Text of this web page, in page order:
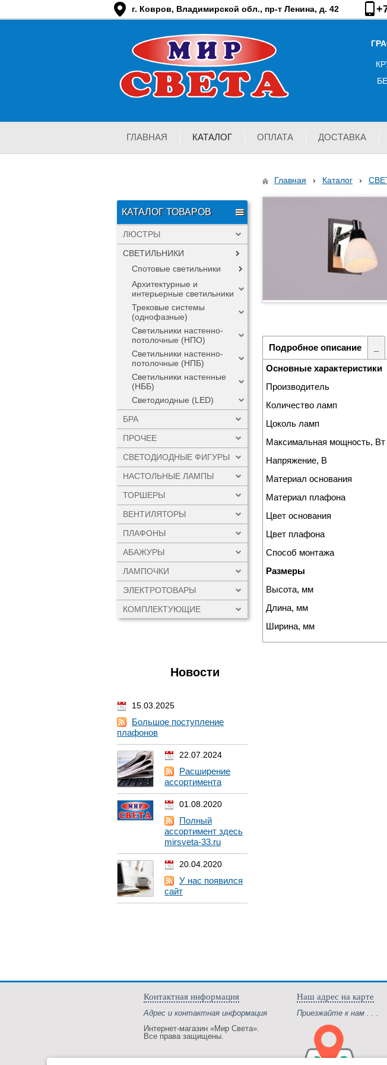
г. Ковров, Владимирской обл., пр-т Ленина, д. 42
ГЛАВНАЯ КАТАЛОГ ОПЛАТА ДОСТАВКА
КАТАЛОГ ТОВАРОВ
ЛЮСТРЫ
СВЕТИЛЬНИКИ
Спотовые светильники
Архитектурные и
интерьерные светильники
Трековые системы
(однофазные)
Светильники настенно-
потолочные (НПО)
Светильники настенно-
потолочные (НПБ)
Светильники настенные
(НББ)
Светодиодные (LED)
БРА
ПРОЧЕЕ
СВЕТОДИОДНЫЕ ФИГУРЫ
НАСТОЛЬНЫЕ ЛАМПЫ
ТОРШЕРЫ
ВЕНТИЛЯТОРЫ
ПЛАФОНЫ
АБАЖУРЫ
ЛАМПОЧКИ
ЭЛЕКТРОТОВАРЫ
КОМПЛЕКТУЮЩИЕ
Новости
15.03.2025
Большое поступление
плафонов
22.07.2024
Расширение
ассортимента
01.08.2020
Полный
ассортимент здесь
mirsveta-33.ru
20.04.2020
У нас появился
сайт
Главная › Каталог ›
Подробное описание
Основные характеристики
Производитель
Количество ламп
Цоколь ламп
Максимальная мощность, Вт
Напряжение, В
Материал основания
Материал плафона
Цвет основания
Цвет плафона
Способ монтажа
Размеры
Высота, мм
Длина, мм
Ширина, мм
Контактная информация
Адрес и контактная информация
Интернет-магазин «Мир Света».
Все права защищены.
Наш адрес на карте
Приезжайте к нам . . .